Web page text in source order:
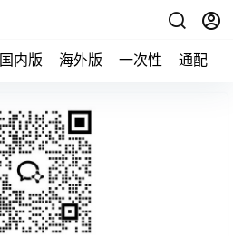
国内版 海外版 一次性 通配